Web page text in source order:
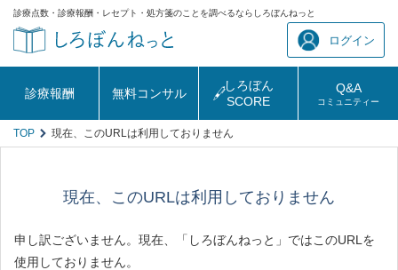
診療点数・診療報酬・レセプト・処方箋のことを調べるならしろぼんねっと
ログイン
診療報酬 無料コンサル
しろぼん
SCORE
Q&A
コミュニティー
TOP 現在、このURLは利用しておりません
現在、このURLは利用しておりません
申し訳ございません。現在、「しろぼんねっと」ではこのURLを
使用しておりません。